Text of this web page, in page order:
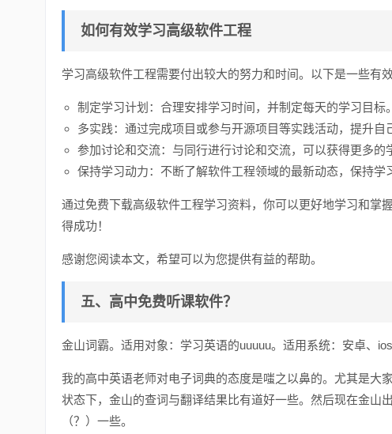
如何有效学习高级软件工程
学习高级软件工程需要付出较大的努力和时间。以下是一些有效
制定学习计划：合理安排学习时间，并制定每天的学习目标。
多实践：通过完成项目或参与开源项目等实践活动，提升自
参加讨论和交流：与同行进行讨论和交流，可以获得更多的
保持学习动力：不断了解软件工程领域的最新动态，保持学
通过免费下载高级软件工程学习资料，你可以更好地学习和掌
得成功！
感谢您阅读本文，希望可以为您提供有益的帮助。
五、高中免费听课软件？
金山词霸。适用对象：学习英语的uuuuu。适用系统：安卓、ios
我的高中英语老师对电子词典的态度是嗤之以鼻的。尤其是大
状态下，金山的查词与翻译结果比有道好一些。然后现在金山
（？）一些。